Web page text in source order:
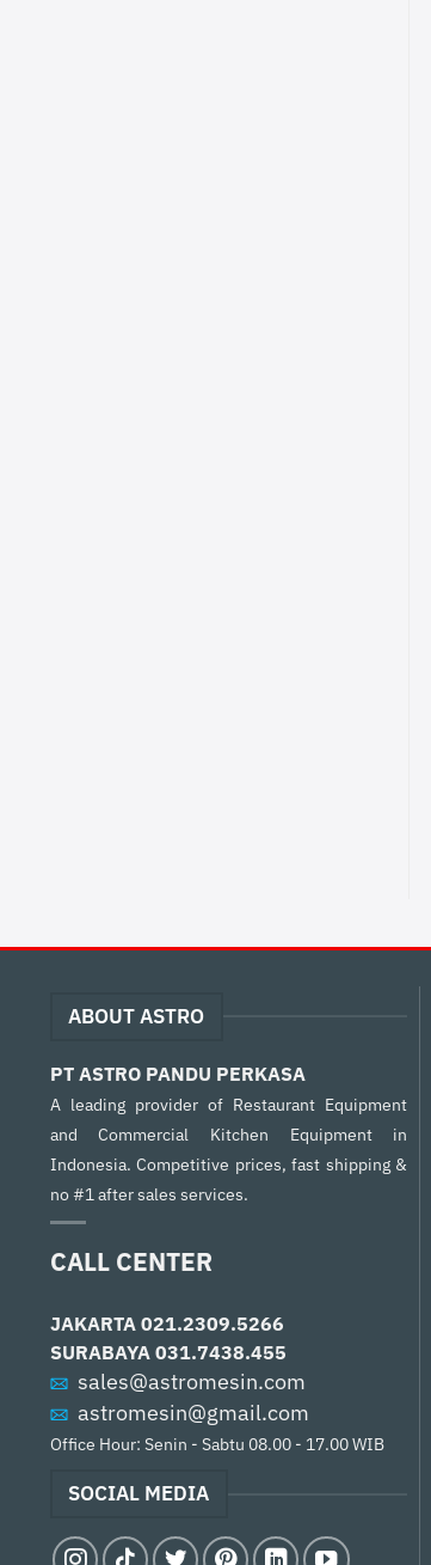
ABOUT ASTRO
PT ASTRO PANDU PERKASA
A leading provider of Restaurant Equipment
and Commercial Kitchen Equipment in
Indonesia. Competitive prices, fast shipping &
no #1 after sales services.
CALL CENTER
JAKARTA 021.2309.5266
SURABAYA 031.7438.455
sales@astromesin.com
astromesin@gmail.com
Office Hour: Senin - Sabtu 08.00 - 17.00 WIB
SOCIAL MEDIA